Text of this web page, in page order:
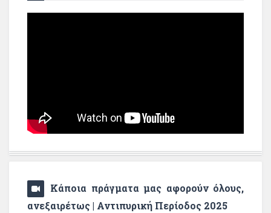
Κάποια πράγματα μας αφορούν όλους,
ανεξαιρέτως | Αντιπυρική Περίοδος 2025